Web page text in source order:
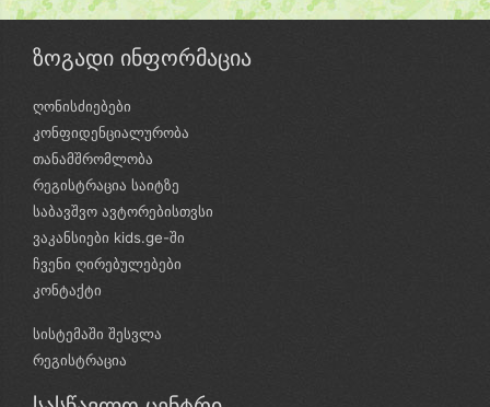
ზოგადი ინფორმაცია
ღონისძიებები
კონფიდენციალურობა
თანამშრომლობა
რეგისტრაცია საიტზე
საბავშვო ავტორებისთვსი
ვაკანსიები kids.ge-ში
ჩვენი ღირებულებები
კონტაქტი
სისტემაში შესვლა
რეგისტრაცია